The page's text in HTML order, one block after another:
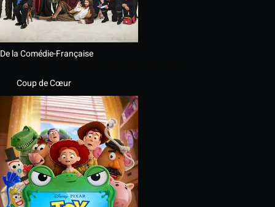
De la Comédie-Française
Coup de Cœur